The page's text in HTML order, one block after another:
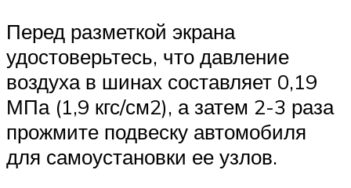
Перед разметкой экрана
удостоверьтесь, что давление
воздуха в шинах составляет 0,19
МПа (1,9 кгс/см2), а затем 2-3 раза
прожмите подвеску автомобиля
для самоустановки ее узлов.